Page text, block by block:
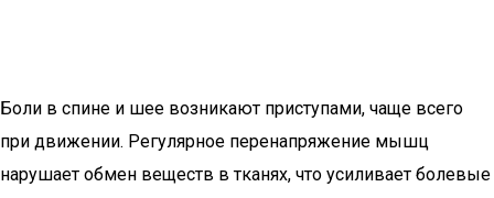
Боли в спине и шее возникают приступами, чаще всего
при движении. Регулярное перенапряжение мышц
нарушает обмен веществ в тканях, что усиливает болевые